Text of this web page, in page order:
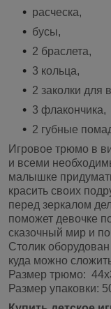
расческа,
бусы,
2 браслета,
3 кольца,
2 заколки для
3 флакончика,
2 губные
Игровое трюмо в
и всеми
малышке
красить своих
перед зеркалом
поможет девочке
сказочный мир и
Столик
куда можно
Размер трюмо:
Размер упаковки: